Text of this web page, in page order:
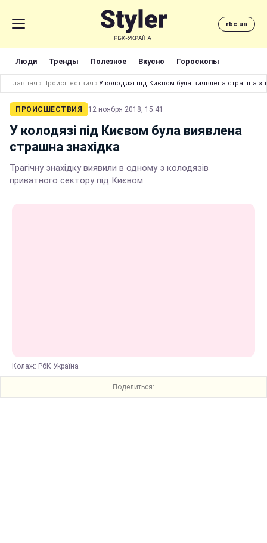
rbc.ua
Люди Тренды Полезное Вкусно Гороскопы
Главная › Происшествия › У колодязі під Києвом була виявлена страшна
ПРОИСШЕСТВИЯ 12 ноября 2018, 15:41
У колодязі під Києвом була виявлена
страшна знахідка
Трагічну знахідку виявили в одному з колодязів
приватного сектору під Києвом
Колаж: РбК Україна
Поделиться: